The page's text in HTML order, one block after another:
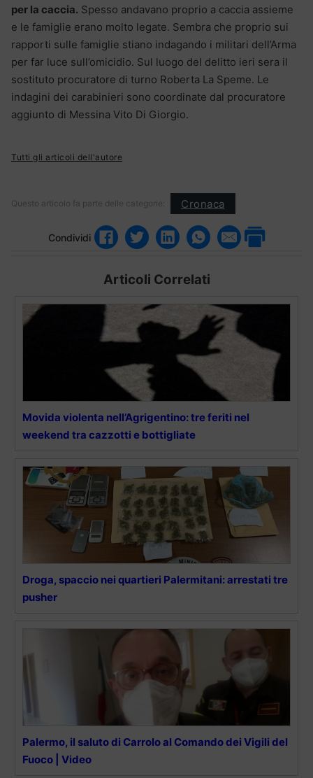
per la caccia. Spesso andavano proprio a caccia assieme
e le famiglie erano molto legate. Sembra che proprio sui
rapporti sulle famiglie stiano indagando i militari dell’Arma
per far luce sull’omicidio. Sul luogo del delitto ieri sera il
sostituto procuratore di turno Roberta La Speme. Le
indagini dei carabinieri sono coordinate dal procuratore
aggiunto di Messina Vito Di Giorgio.
Tutti gli articoli dell'autore
Questo articolo fa parte delle categorie: Cronaca
Condividi
Articoli Correlati
Movida violenta nell’Agrigentino: tre feriti nel
weekend tra cazzotti e bottigliate
Droga, spaccio nei quartieri Palermitani: arrestati tre
pusher
Palermo, il saluto di Carrolo al Comando dei Vigili del
Fuoco | Video